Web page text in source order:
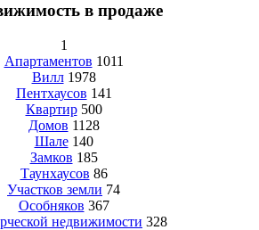
в продаже
1
Апартаментов 1011
Вилл 1978
Пентхаусов 141
Квартир 500
Домов 1128
Шале 140
Замков 185
Таунхаусов 86
Участков земли 74
Особняков 367
недвижимости 328